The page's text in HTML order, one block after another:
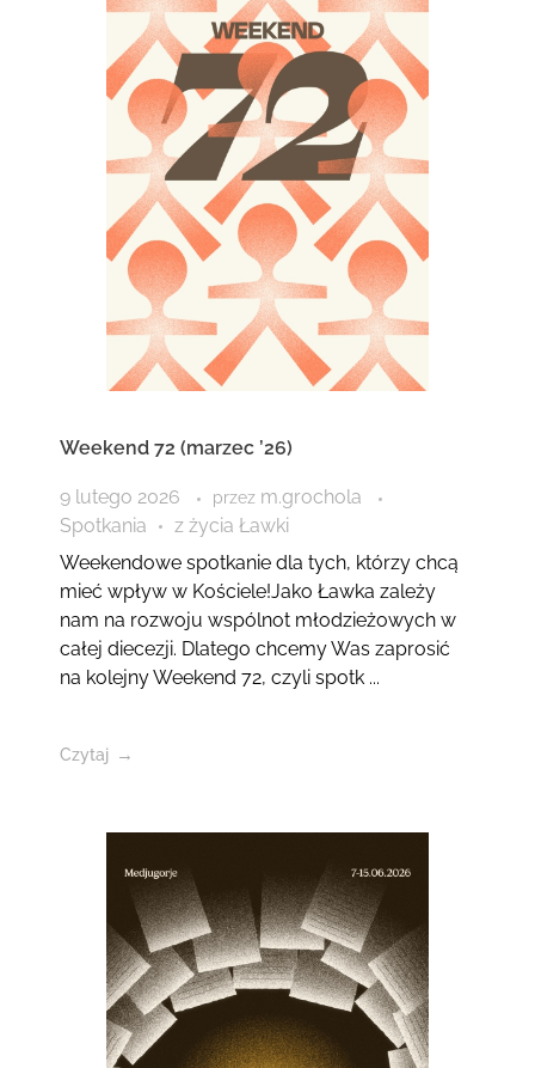
Weekend 72 (marzec ’26)
9 lutego 2026 przez m.grochola
Spotkania
z życia Ławki
Weekendowe spotkanie dla tych, którzy chcą
mieć wpływ w Kościele!Jako Ławka zależy
nam na rozwoju wspólnot młodzieżowych w
całej diecezji. Dlatego chcemy Was zaprosić
na kolejny Weekend 72, czyli spotk ...
Czytaj